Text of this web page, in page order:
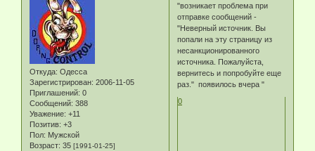
Откуда: Одесса
Зарегистрирован: 2006-11-05
Приглашений: 0
Сообщений: 388
Уважение: +11
Позитив: +3
Пол: Мужской
Возраст: 35 [1991-01-25]
"возникает проблема при
отправке сообщений -
"Неверный источник. Вы
попали на эту страницу из
несанкционированного
источника. Пожалуйста,
вернитесь и попробуйте еще
раз." появилось вчера "
0